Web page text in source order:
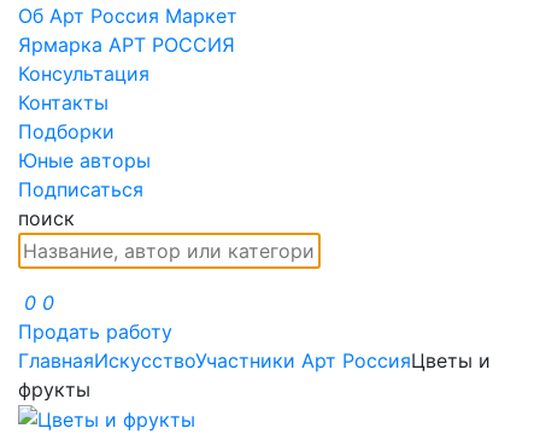
Об Арт Россия Маркет
Ярмарка АРТ РОССИЯ
Консультация
Контакты
Подборки
Юные авторы
Подписаться
поиск
0 0
Продать работу
ГлавнаяИскусствоУчастники Арт РоссияЦветы и
фрукты